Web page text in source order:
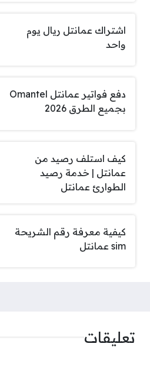
اشتراك عمانتل ريال يوم
واحد
دفع فواتير عمانتل Omantel
بجميع الطرق 2026
كيف استلف رصيد من
عمانتل | خدمة رصيد
الطوارئ عمانتل
كيفية معرفة رقم الشريحة
sim عمانتل
تعليقات